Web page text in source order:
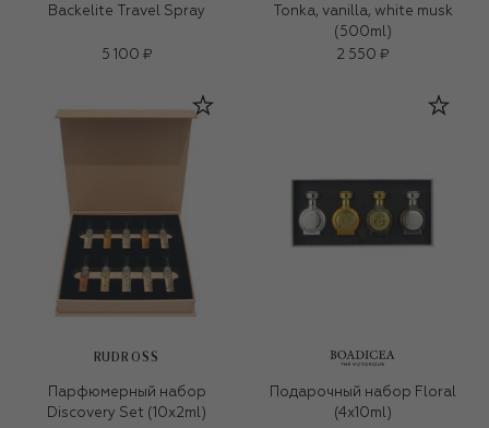
Backelite Travel Spray
5 100 ₽
Tonka, vanilla, white musk
(500ml)
2 550 ₽
RUDROSS
Парфюмерный набор
Discovery Set (10x2ml)
Подарочный набор Floral
(4x10ml)